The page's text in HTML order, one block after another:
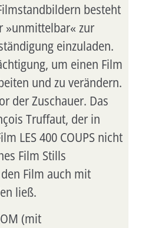
besteht
»unmittelbar« zur
einzuladen.
um einen Film
und zu verändern.
der Zuschauer. Das
Truffaut, der in
LES 400 COUPS nicht
Film Stills
Film auch mit
ließ.
(mit